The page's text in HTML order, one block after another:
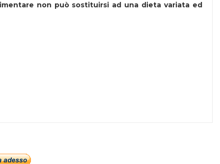
non può sostituirsi ad una dieta variata ed